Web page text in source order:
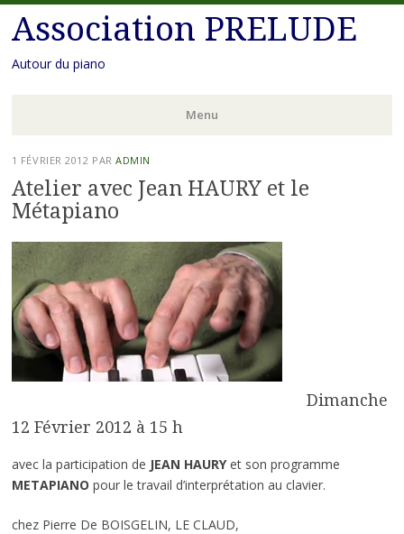
Association PRELUDE
Autour du piano
Menu
Aller
au
contenu
principal
1 FÉVRIER 2012 PARADMIN
Atelier avec Jean HAURY et le
Métapiano
Dimanche
12 Février 2012 à 15 h
avec la participation de JEAN HAURYet son programme
METAPIANO pour le travail d’interprétation au clavier.
chez Pierre De BOISGELIN, LE CLAUD,